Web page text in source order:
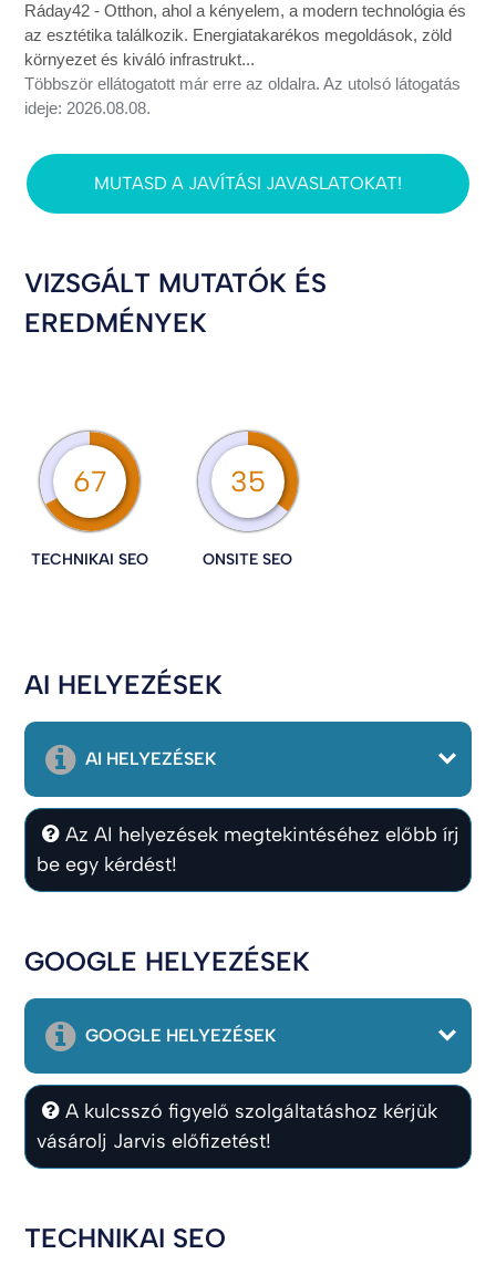
Ráday42 - Otthon, ahol a kényelem, a modern technológia és
az esztétika találkozik. Energiatakarékos megoldások, zöld
környezet és kiváló infrastrukt...
Többször ellátogatott már erre az oldalra. Az utolsó látogatás
ideje: 2026.08.08.
MUTASD A JAVÍTÁSI JAVASLATOKAT!
VIZSGÁLT MUTATÓK ÉS
EREDMÉNYEK
67
TECHNIKAI SEO
35
ONSITE SEO
AI HELYEZÉSEK
AI HELYEZÉSEK
Az AI helyezések megtekintéséhez előbb írj
be egy kérdést!
GOOGLE HELYEZÉSEK
GOOGLE HELYEZÉSEK
A kulcsszó figyelő szolgáltatáshoz kérjük
vásárolj Jarvis előfizetést!
TECHNIKAI SEO